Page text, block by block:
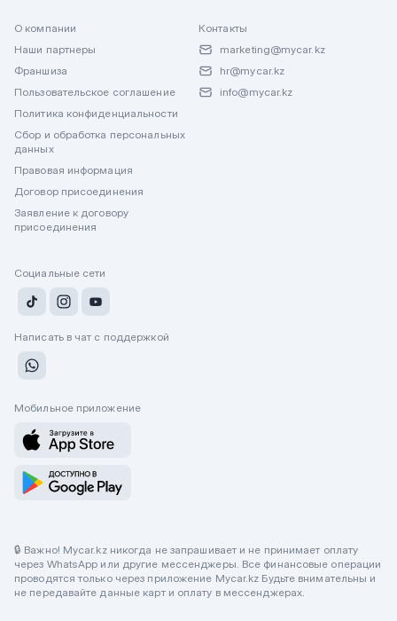
О компании
Наши партнеры
Франшиза
Пользовательское соглашение
Политика конфиденциальности
Сбор и обработка персональных
данных
Правовая информация
Договор присоединения
Заявление к договору
присоединения
Контакты
marketing@mycar.kz
hr@mycar.kz
info@mycar.kz
Социальные сети
Написать в чат с поддержкой
Мобильное приложение
🔒 Важно! Mycar.kz никогда не запрашивает и не принимает оплату
через WhatsApp или другие мессенджеры. Все финансовые операции
проводятся только через приложение Mycar.kz Будьте внимательны и
не передавайте данные карт и оплату в мессенджерах.